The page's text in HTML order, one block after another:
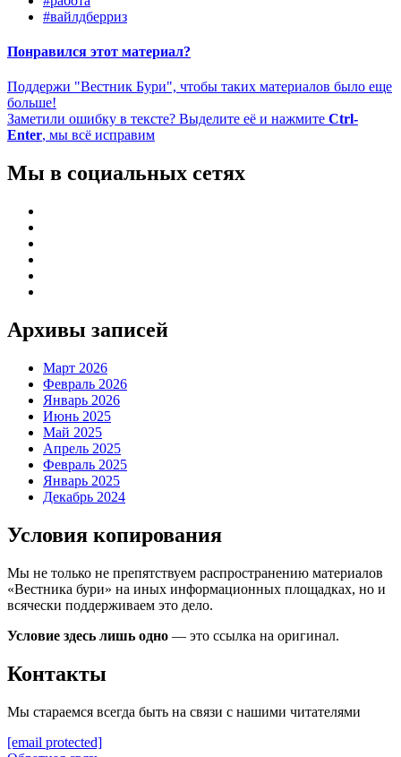
#вайлдберриз
Понравился этот материал?
Поддержи "Вестник Бури", чтобы таких материалов было еще
больше!
Заметили ошибку в тексте? Выделите её и нажмите Ctrl-
Enter, мы всё исправим
Мы в социальных сетях
Архивы записей
Март 2026
Февраль 2026
Январь 2026
Июнь 2025
Май 2025
Апрель 2025
Февраль 2025
Январь 2025
Декабрь 2024
Условия копирования
Мы не только не препятствуем распространению материалов
«Вестника бури» на иных информационных площадках, но и
всячески поддерживаем это дело.
Условие здесь лишь одно — это ссылка на оригинал.
Контакты
Мы стараемся всегда быть на связи с нашими читателями
[email protected]